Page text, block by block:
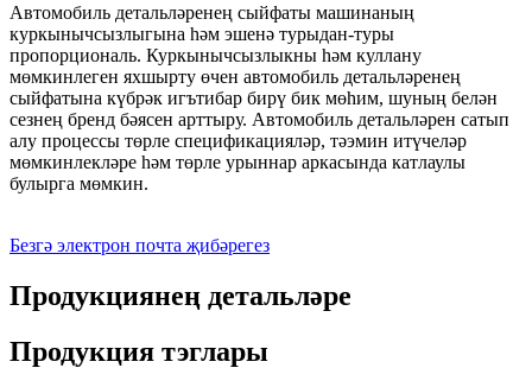
Автомобиль детальләренең сыйфаты машинаның
куркынычсызлыгына һәм эшенә турыдан-туры
пропорциональ. Куркынычсызлыкны һәм куллану
мөмкинлеген яхшырту өчен автомобиль детальләренең
сыйфатына күбрәк игътибар бирү бик мөһим, шуның белән
сезнең бренд бәясен арттыру. Автомобиль детальләрен сатып
алу процессы төрле спецификацияләр, тәэмин итүчеләр
мөмкинлекләре һәм төрле урыннар аркасында катлаулы
булырга мөмкин.
Безгә электрон почта җибәрегез
Продукциянең детальләре
Продукция тэглары